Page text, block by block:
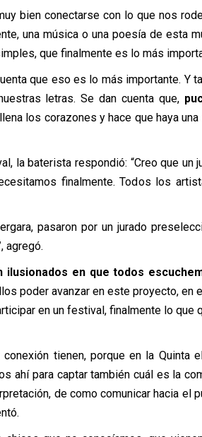
bien conectarse con lo que nos
una música o una poesía de esta
que finalmente es lo más
que eso es lo más importante. Y
letras. Se dan cuenta que,
los corazones y hace que haya
la baterista respondió: “Creo que un
finalmente. Todos los
pasaron por un jurado
agregó.
ilusionados en que todos
poder avanzar en este proyecto, en
en un festival, finalmente lo que
tienen, porque en la Quinta
ahí para captar también cuál es la
de como comunicar hacia el